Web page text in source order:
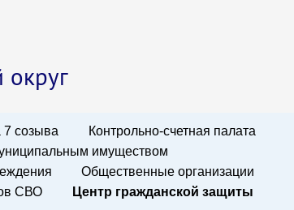
округ
созыва
Контрольно-счетная палата
имуществом
Общественные организации
СВО Центр гражданской защиты